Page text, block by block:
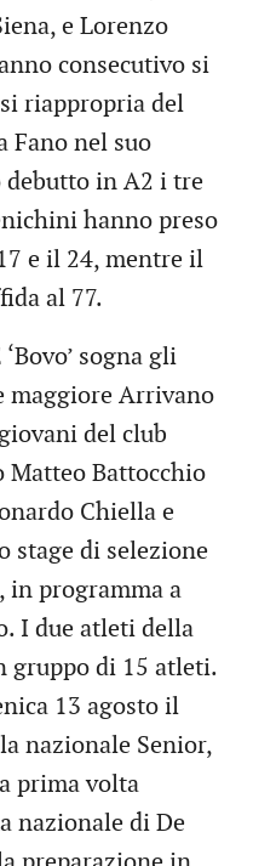
e Lorenzo
consecutivo si
riappropria del
Fano nel suo
in A2 i tre
hanno preso
e il 24, mentre il
al 77.
‘Bovo’ sogna gli
maggiore Arrivano
del club
Matteo Battocchio
Chiella e
stage di selezione
in programma a
I due atleti della
gruppo di 15 atleti.
13 agosto il
nazionale Senior,
prima volta
nazionale di De